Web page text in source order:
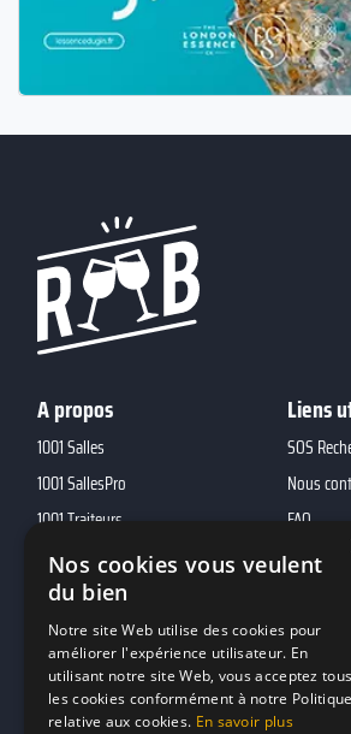
A propos
1001 Salles
1001 SallesPro
1001 Traiteurs
1001 DJ
10h01
MP2
Liens
SOS
Nous
FAQ
Contacts
Nos cookies vous veulent
du bien
Notre site Web utilise des cookies pour
améliorer l'expérience utilisateur. En
utilisant notre site Web, vous acceptez tous
les cookies conformément à notre Politique
relative aux cookies. En savoir plus